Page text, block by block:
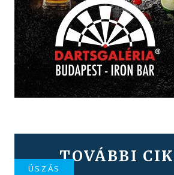
TOVÁBBI
ÚSZÁS